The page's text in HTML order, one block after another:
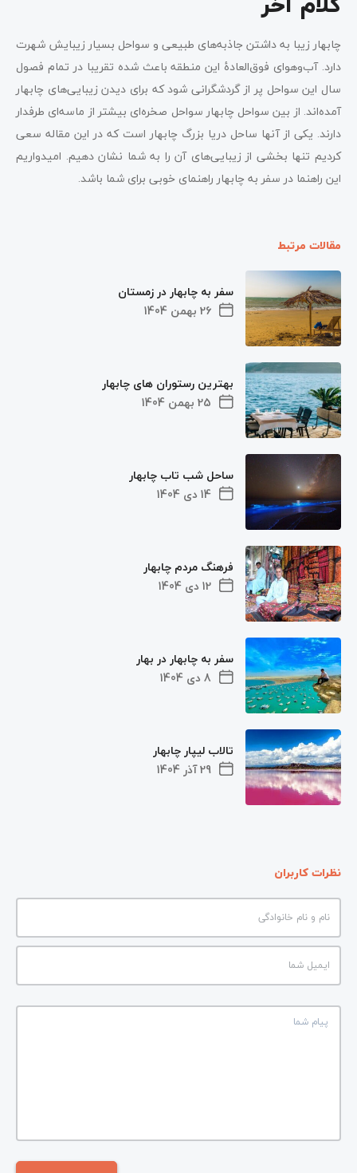
چابهار زیبا به داشتن جاذبه‌های طبیعی و سواحل بسیار زیبایش شهرت
دارد. آب‌وهوای فوق‌العادۀ این منطقه باعث شده تقریبا در تمام فصول
سال این سواحل پر از گردشگرانی شود که برای دیدن زیبایی‌های چابهار
آمده‌اند. از بین سواحل چابهار سواحل صخره‌ای بیشتر از ماسه‌ای طرفدار
دارند. یکی از آنها ساحل دریا بزرگ چابهار است که در این مقاله سعی
کردیم تنها بخشی از زیبایی‌های آن را به شما نشان دهیم. امیدواریم
این راهنما در سفر به چابهار راهنمای خوبی برای شما باشد.
مقالات مرتبط
26 بهمن 1404
سفر به چابهار در زمستان
25 بهمن 1404
بهترین رستوران های چابهار
14 دی 1404
ساحل شب‌ تاب چابهار
12 دی 1404
فرهنگ مردم چابهار
8 دی 1404
سفر به چابهار در بهار
29 آذر 1404
تالاب لیپار چابهار
نظرات کاربران